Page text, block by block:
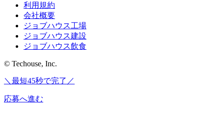
利用規約
会社概要
ジョブハウス工場
ジョブハウス建設
ジョブハウス飲食
© Techouse, Inc.
＼最短45秒で完了／
応募へ進む